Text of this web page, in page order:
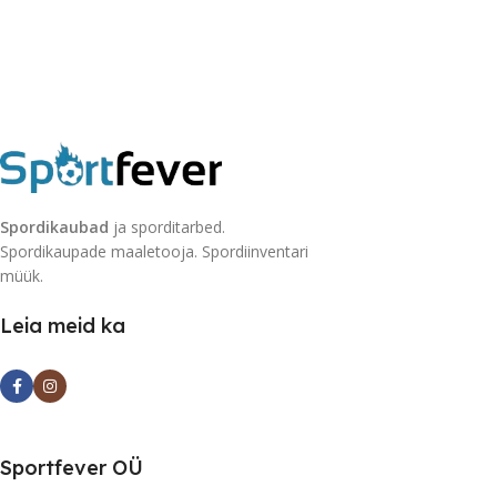
Spordikaubad ja sporditarbed.
Spordikaupade maaletooja. Spordiinventari
müük.
Leia meid ka
Sportfever OÜ